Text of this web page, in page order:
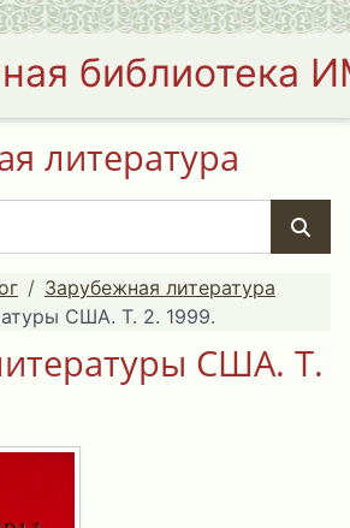
библиотека
литература
Зарубежная литература
США. Т. 2. 1999.
США. Т.